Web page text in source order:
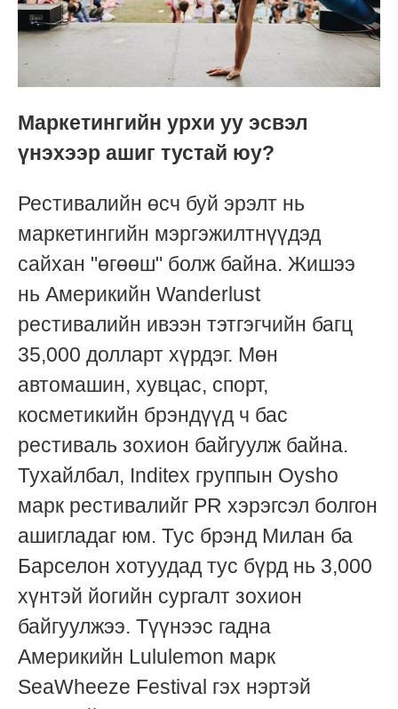
Маркетингийн урхи уу эсвэл
үнэхээр ашиг тустай юу?
Рестивалийн өсч буй эрэлт нь
маркетингийн мэргэжилтнүүдэд
сайхан "өгөөш" болж байна. Жишээ
нь Америкийн Wanderlust
рестивалийн ивээн тэтгэгчийн багц
35,000 долларт хүрдэг. Мөн
автомашин, хувцас, спорт,
косметикийн брэндүүд ч бас
рестиваль зохион байгуулж байна.
Тухайлбал, Inditex группын Oysho
марк рестивалийг PR хэрэгсэл болгон
ашигладаг юм. Тус брэнд Милан ба
Барселон хотуудад тус бүрд нь 3,000
хүнтэй йогийн сургалт зохион
байгуулжээ. Түүнээс гадна
Америкийн Lululemon марк
SeaWheeze Festival гэх нэртэй